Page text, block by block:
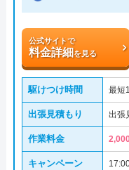
公式サイトで
料金詳細を見る
駆けつけ時間 最短
出張見積もり 出張
作業料金
キャンペーン